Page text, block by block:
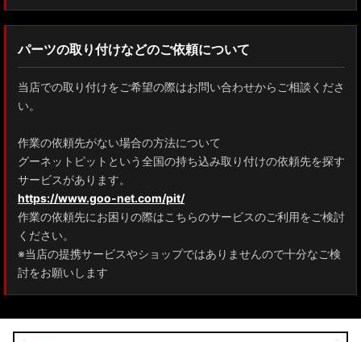
パーツの取り付けなどのご依頼について
当店での取り付けをご希望の際はお問い合わせからご相談くださ
い。
作業の依頼先がない場合の方法について
グーネットピットという全国の持ち込み取り付けの依頼先を探す
サービスがあります。
https://www.goo-net.com/pit/
作業の依頼先にお困りの際はこちらのサービスのご利用をご検討
ください。
※当店の提携サービスやショップではありませんので十分なご検
討をお願いします